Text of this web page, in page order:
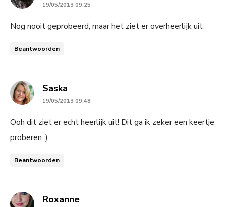
19/05/2013 09:25
Nog nooit geprobeerd, maar het ziet er overheerlijk uit
Beantwoorden
Saska
19/05/2013 09:48
Ooh dit ziet er echt heerlijk uit! Dit ga ik zeker een keertje
proberen :)
Beantwoorden
Roxannesays: